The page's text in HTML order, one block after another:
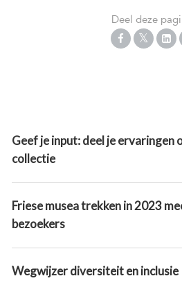
Deel deze
Geef je input: deel je ervaringen
collectie
Friese musea trekken in 2023
bezoekers
Wegwijzer diversiteit en inclusie